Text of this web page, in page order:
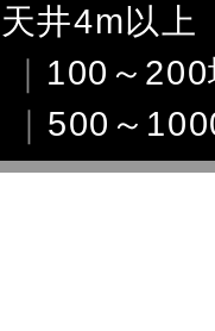
天井4m以上
｜ 100～
｜ 500～